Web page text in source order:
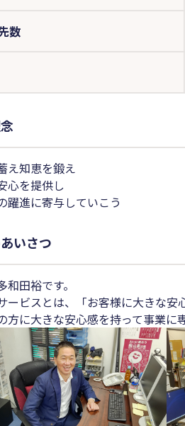
数
え知恵を鍛え
心を提供し
躍進に寄与していこう
いさつ
和田裕です。
ービスとは、「お客様に大きな安
方に大きな安心感を持って事業に